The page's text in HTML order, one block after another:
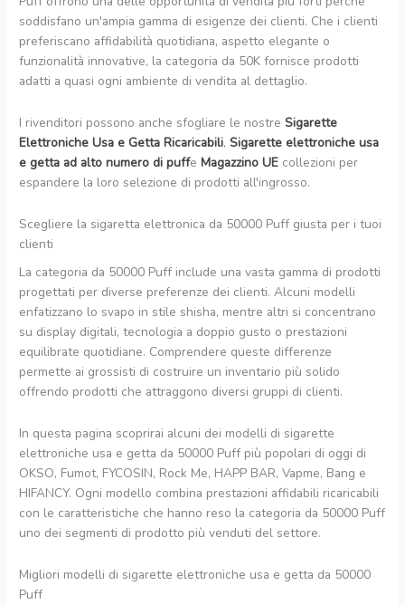
soddisfano un'ampia gamma di esigenze dei clienti. Che i clienti
preferiscano affidabilità quotidiana, aspetto elegante o
funzionalità innovative, la categoria da 50K fornisce prodotti
adatti a quasi ogni ambiente di vendita al dettaglio.
I rivenditori possono anche sfogliare le nostreSigarette
Elettroniche Usa e Getta Ricaricabili,Sigarette elettroniche usa
e getta ad alto numero di puffeMagazzino UE collezioni per
espandere la loro selezione di prodotti all'ingrosso.
Scegliere la sigaretta elettronica da 50000 Puff giusta per i tuoi
clienti
La categoria da 50000 Puff include una vasta gamma di prodotti
progettati per diverse preferenze dei clienti. Alcuni modelli
enfatizzano lo svapo in stile shisha, mentre altri si concentrano
su display digitali, tecnologia a doppio gusto o prestazioni
equilibrate quotidiane. Comprendere queste differenze
permette ai grossisti di costruire un inventario più solido
offrendo prodotti che attraggono diversi gruppi di clienti.
In questa pagina scoprirai alcuni dei modelli di sigarette
elettroniche usa e getta da 50000 Puff più popolari di oggi di
OKSO, Fumot, FYCOSIN, Rock Me, HAPP BAR, Vapme, Bang e
HIFANCY. Ogni modello combina prestazioni affidabili ricaricabili
con le caratteristiche che hanno reso la categoria da 50000 Puff
uno dei segmenti di prodotto più venduti del settore.
Migliori modelli di sigarette elettroniche usa e getta da 50000
Puff